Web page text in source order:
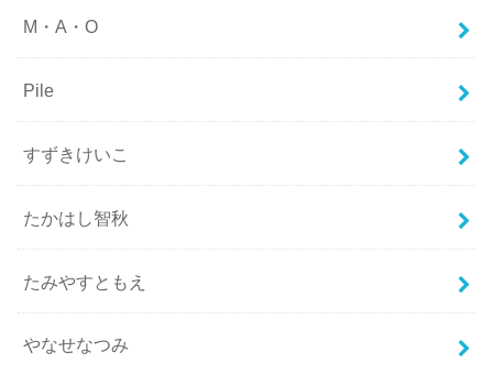
M・A・O
Pile
すずきけいこ
たかはし智秋
たみやすともえ
やなせなつみ